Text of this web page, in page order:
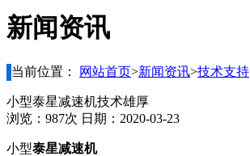
新闻资讯
当前位置： 网站首页>新闻资讯>技术支持
小型泰星减速机技术雄厚
浏览：987次 日期：2020-03-23
小型泰星减速机